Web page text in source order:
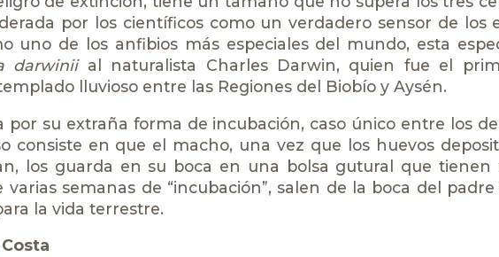
por los científicos como un verdadero sensor de los
uno de los anfibios más especiales del mundo, esta
darwiniial naturalista Charles Darwin, quien fue el
lluvioso entre las Regiones del Biobío y Aysén.
por su extraña forma de incubación, caso único entre los de
consiste en que el macho, una vez que los huevos
los guarda en su boca en una bolsa gutural que tienen
semanas de “incubación”, salen de la boca del
la vida terrestre.